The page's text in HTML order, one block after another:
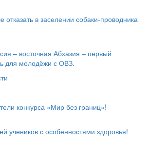
отказать в заселении собаки-проводника
– восточная Абхазия – первый
для молодёжи с ОВЗ.
конкурса «Мир без границ»!
учеников с особенностями здоровья!